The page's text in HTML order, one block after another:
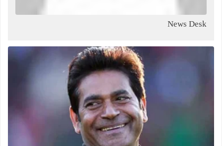
News Desk